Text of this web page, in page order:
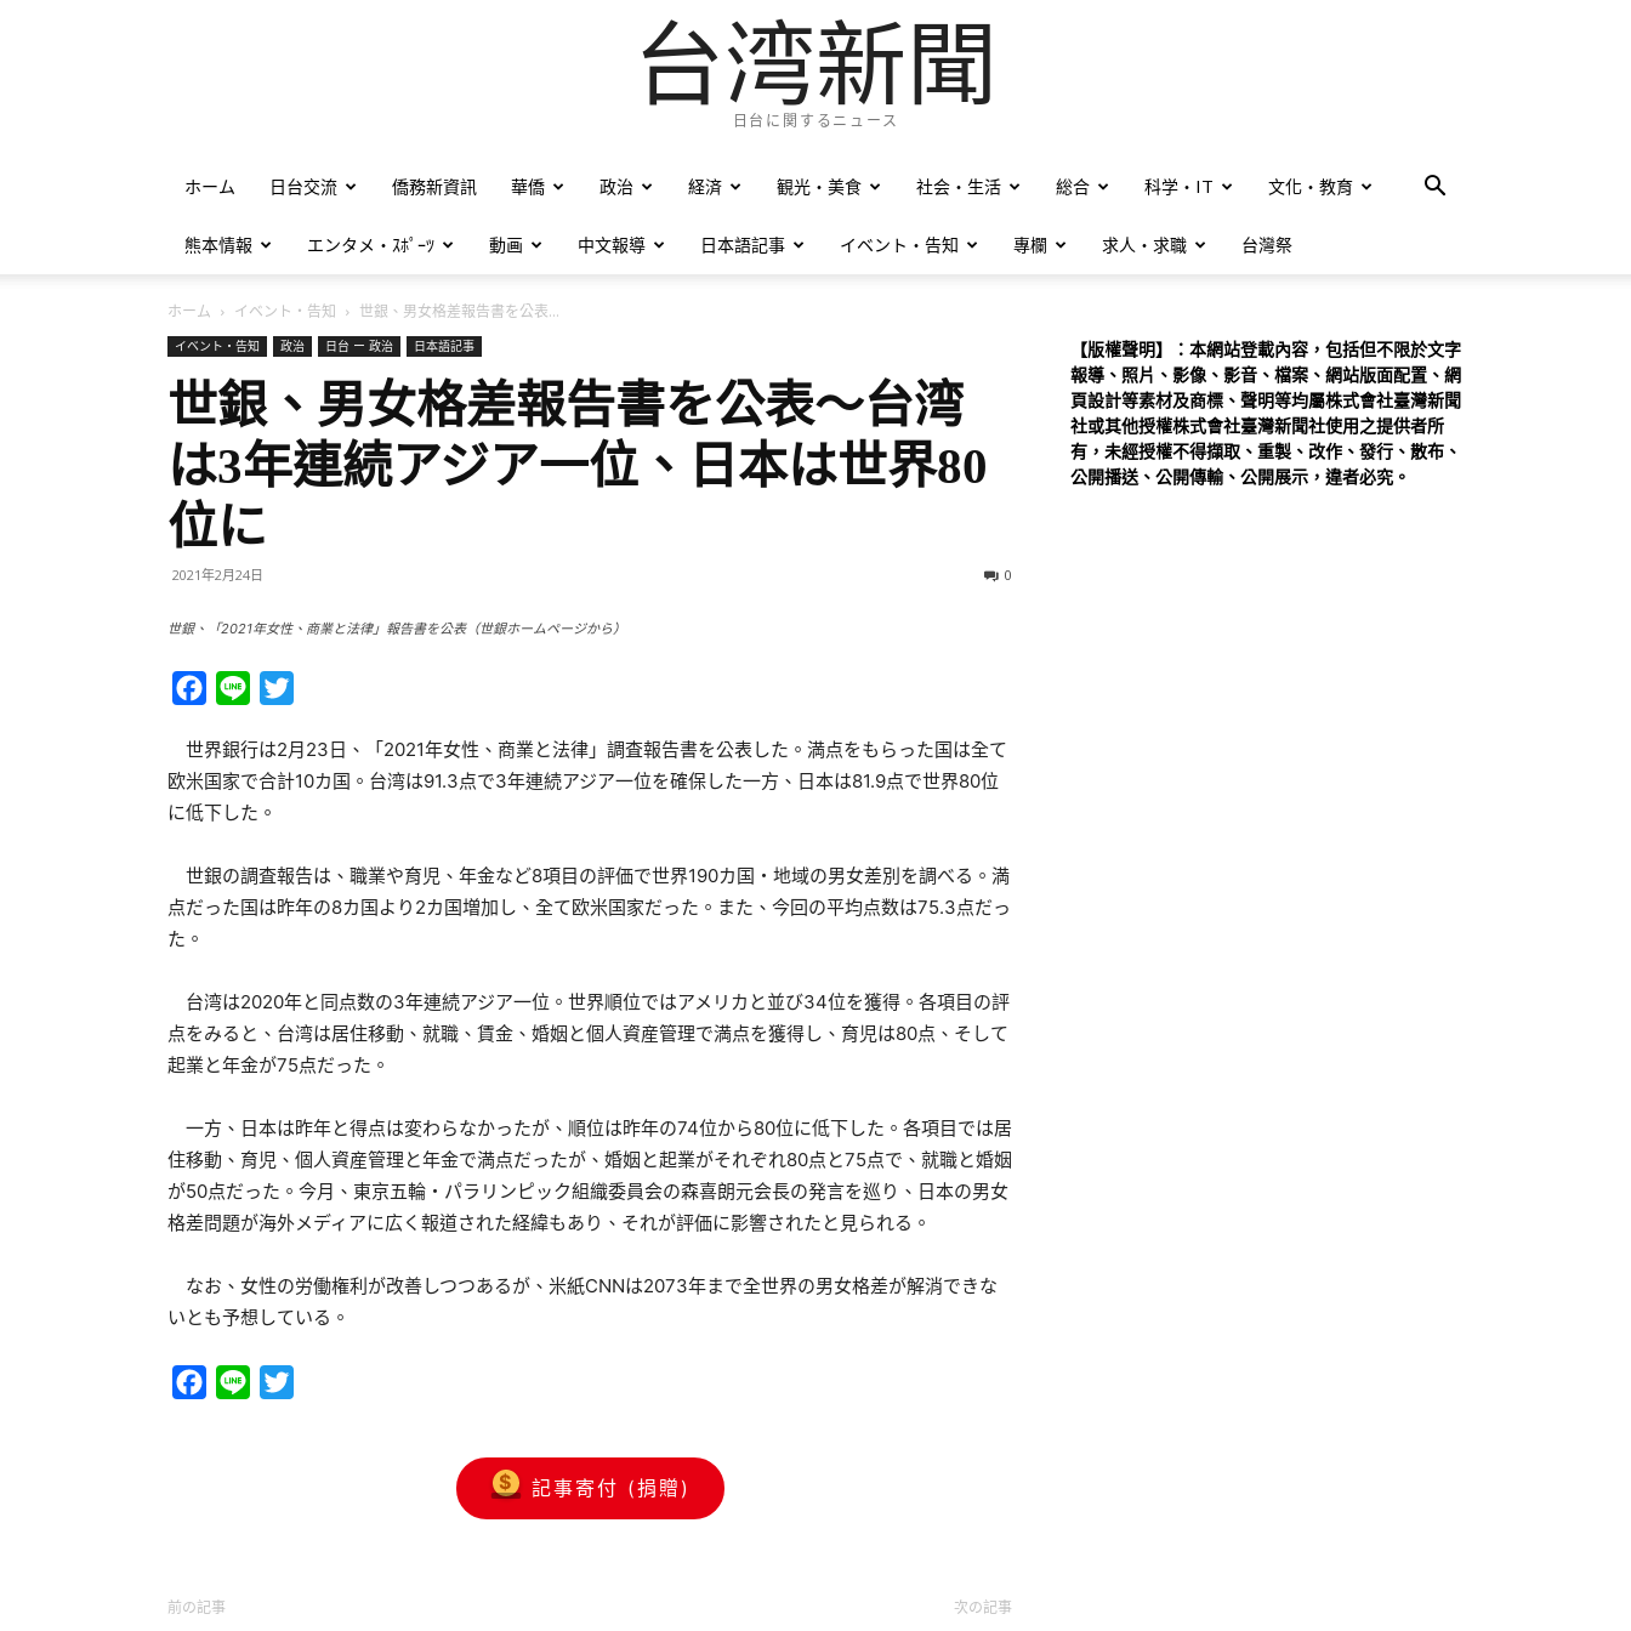
台湾新聞
日台に関するニュース
ホーム 日台交流 僑務新資訊 華僑 政治 経済 観光・美食 社会・生活 総合 科学・IT 文化・教育
熊本情報 エンタメ・ｽﾎﾟｰﾂ 動画 中文報導 日本語記事 イベント・告知 專欄 求人・求職 台灣祭
ホーム イベント・告知 世銀、男女格差報告書を公表...
イベント・告知 政治 日台 ー 政治 日本語記事
世銀、男女格差報告書を公表〜台湾
は3年連続アジア一位、日本は世界80
位に
2021年2月24日 0
世銀、「2021年女性、商業と法律」報告書を公表（世銀ホームページから）
Facebook
Line
世界銀行は2月23日、「2021年女性、商業と法律」調査報告書を公表した。満点をもらった国は全て
欧米国家で合計10カ国。台湾は91.3点で3年連続アジア一位を確保した一方、日本は81.9点で世界80位
に低下した。
世銀の調査報告は、職業や育児、年金など8項目の評価で世界190カ国・地域の男女差別を調べる。満
点だった国は昨年の8カ国より2カ国増加し、全て欧米国家だった。また、今回の平均点数は75.3点だっ
た。
台湾は2020年と同点数の3年連続アジア一位。世界順位ではアメリカと並び34位を獲得。各項目の評
点をみると、台湾は居住移動、就職、賃金、婚姻と個人資産管理で満点を獲得し、育児は80点、そして
起業と年金が75点だった。
一方、日本は昨年と得点は変わらなかったが、順位は昨年の74位から80位に低下した。各項目では居
住移動、育児、個人資産管理と年金で満点だったが、婚姻と起業がそれぞれ80点と75点で、就職と婚姻
が50点だった。今月、東京五輪・パラリンピック組織委員会の森喜朗元会長の発言を巡り、日本の男女
格差問題が海外メディアに広く報道された経緯もあり、それが評価に影響されたと見られる。
なお、女性の労働権利が改善しつつあるが、米紙CNNは2073年まで全世界の男女格差が解消できな
いとも予想している。
Facebook
Line
記事寄付 (捐贈)
前の記事 次の記事
【版權聲明】：本網站登載內容，包括但不限於文字
報導、照片、影像、影音、檔案、網站版面配置、網
頁設計等素材及商標、聲明等均屬株式會社臺灣新聞
社或其他授權株式會社臺灣新聞社使用之提供者所
有，未經授權不得擷取、重製、改作、發行、散布、
公開播送、公開傳輸、公開展示，違者必究。